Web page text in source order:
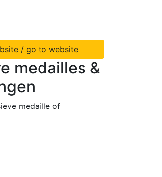
/ go to website
medailles &
medaille of